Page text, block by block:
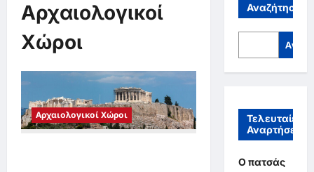
Αρχαιολογικοί
Χώροι
Αρχαιολογικοί Χώροι
Αναζήτηση
Τελευταίες
Αναρτήσεις
Ο πατσάς